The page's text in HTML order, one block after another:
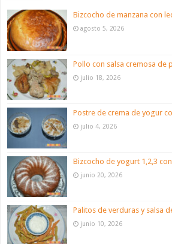
Bizcocho de manzana con
agosto 5, 2026
Pollo con salsa cremosa de
julio 18, 2026
Postre de crema de yogur
julio 4, 2026
Bizcocho de yogurt 1,2,3
junio 20, 2026
Palitos de verduras y salsa
junio 10, 2026